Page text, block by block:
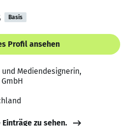
Basis
Profil ansehen
Mediendesignerin,
zu sehen.